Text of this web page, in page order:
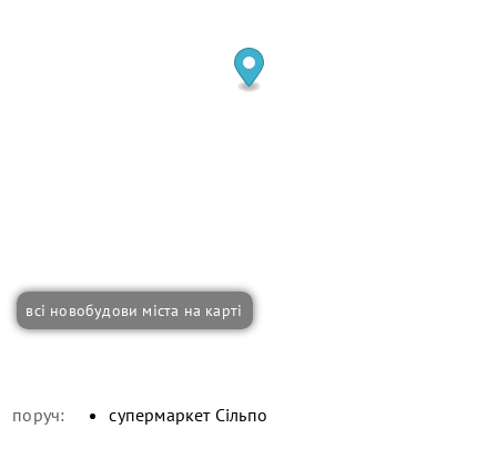
всі новобудови міста на карті
поруч: супермаркет Сільпо